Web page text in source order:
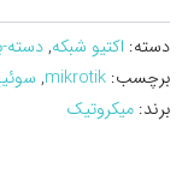
دسته: اکتیو شبکه,
برچسب: mikrotik
,
برند: میکروتیک